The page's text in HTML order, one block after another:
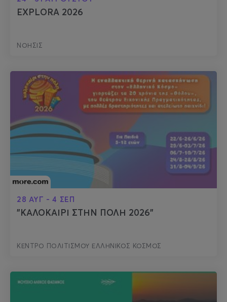
EXPLORA 2026
ΝΟΗΣΙΣ
28 ΑΥΓ - 4 ΣΕΠ
"ΚΑΛΟΚΑΙΡΙ ΣΤΗΝ ΠΟΛΗ 2026"
ΚΕΝΤΡΟ ΠΟΛΙΤΙΣΜΟΥ ΕΛΛΗΝΙΚΟΣ ΚΟΣΜΟΣ